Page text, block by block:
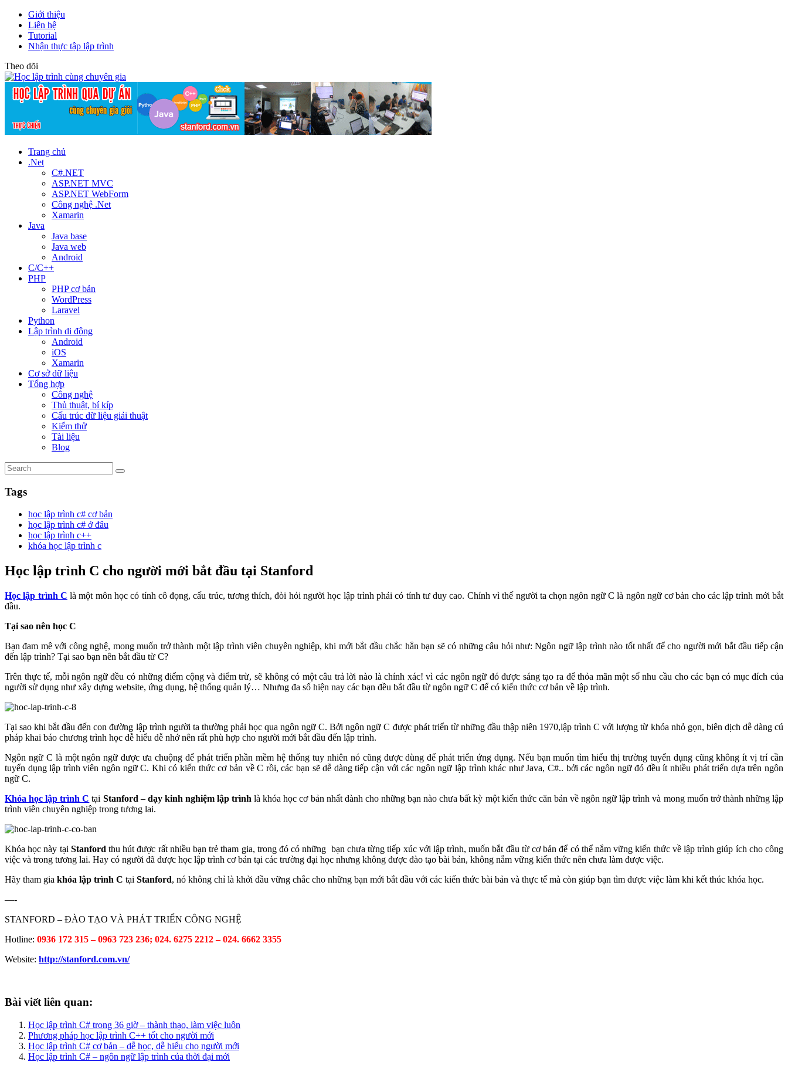
Giới thiệu
Liên hệ
Tutorial
Nhận thực tập lập trình
Theo dõi
Trang chủ
.Net
C#.NET
ASP.NET MVC
ASP.NET WebForm
Công nghệ .Net
Xamarin
Java
Java base
Java web
Android
C/C++
PHP
PHP cơ bản
WordPress
Laravel
Python
Lập trình di động
Android
iOS
Xamarin
Cơ sở dữ liệu
Tổng hợp
Công nghệ
Thủ thuật, bí kíp
Cấu trúc dữ liệu giải thuật
Kiểm thử
Tài liệu
Blog
Tags
học lập trình c# cơ bản
học lập trình c# ở đâu
học lập trình c++
khóa học lập trình c
Học lập trình C cho người mới bắt đầu tại Stanford
Học lập trình C là một môn học có tính cô đọng, cấu trúc, tương thích, đòi hỏi người học lập trình phải có tính tư duy cao. Chính vì thế người ta chọn ngôn ngữ C là ngôn ngữ cơ bản cho các lập trình mới bắt
đầu.
Tại sao nên học C
Bạn đam mê với công nghệ, mong muốn trở thành một lập trình viên chuyên nghiệp, khi mới bắt đầu chắc hẳn bạn sẽ có những câu hỏi như: Ngôn ngữ lập trình nào tốt nhất để cho người mới bắt đầu tiếp cận
đến lập trình? Tại sao bạn nên bắt đầu từ C?
Trên thực tế, mỗi ngôn ngữ đều có những điểm cộng và điểm trừ, sẽ không có một câu trả lời nào là chính xác! vì các ngôn ngữ đó được sáng tạo ra để thỏa mãn một số nhu cầu cho các bạn có mục đích của
người sử dụng như xây dựng website, ứng dụng, hệ thống quản lý… Nhưng đa số hiện nay các bạn đều bắt đầu từ ngôn ngữ C để có kiến thức cơ bản về lập trình.
Tại sao khi bắt đầu đến con đường lập trình người ta thường phải học qua ngôn ngữ C. Bởi ngôn ngữ C được phát triển từ những đầu thập niên 1970,lập trình C với lượng từ khóa nhỏ gọn, biên dịch dễ dàng cú
pháp khai báo chương trình học dễ hiểu dễ nhớ nên rất phù hợp cho người mới bắt đầu đến lập trình.
Ngôn ngữ C là một ngôn ngữ được ưa chuộng để phát triển phần mềm hệ thống tuy nhiên nó cũng được dùng để phát triển ứng dụng. Nếu bạn muốn tìm hiểu thị trường tuyển dụng cũng không ít vị trí cần
tuyển dụng lập trình viên ngôn ngữ C. Khi có kiến thức cơ bản về C rồi, các bạn sẽ dễ dàng tiếp cận với các ngôn ngữ lập trình khác như Java, C#.. bởi các ngôn ngữ đó đều ít nhiều phát triển dựa trên ngôn
ngữ C.
Khóa học lập trình C tại Stanford – dạy kinh nghiệm lập trình là khóa học cơ bản nhất dành cho những bạn nào chưa bất kỳ một kiến thức căn bản về ngôn ngữ lập trình và mong muốn trở thành những lập
trình viên chuyên nghiệp trong tương lai.
Khóa học này tại Stanford thu hút được rất nhiều bạn trẻ tham gia, trong đó có những bạn chưa từng tiếp xúc với lập trình, muốn bắt đầu từ cơ bản để có thể nắm vững kiến thức về lập trình giúp ích cho công
việc và trong tương lai. Hay có người đã được học lập trình cơ bản tại các trường đại học nhưng không được đào tạo bài bản, không nắm vững kiến thức nên chưa làm được việc.
Hãy tham gia khóa lập trình C tại Stanford, nó không chỉ là khởi đầu vững chắc cho những bạn mới bắt đầu với các kiến thức bài bản và thực tế mà còn giúp bạn tìm được việc làm khi kết thúc khóa học.
—-
STANFORD – ĐÀO TẠO VÀ PHÁT TRIỂN CÔNG NGHỆ
Hotline: 0936 172 315 – 0963 723 236; 024. 6275 2212 – 024. 6662 3355
Website: http://stanford.com.vn/
Bài viết liên quan:
Học lập trình C# trong 36 giờ – thành thạo, làm việc luôn
Phương pháp học lập trình C++ tốt cho người mới
Học lập trình C# cơ bản – dễ học, dễ hiểu cho người mới
Học lập trình C# – ngôn ngữ lập trình của thời đại mới